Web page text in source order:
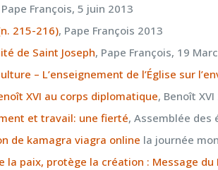
Pape François, 5 juin 2013
215-216), Pape François 2013
de Saint Joseph, Pape François, 19
– L’enseignement de l’Église sur
XVI au corps diplomatique, Benoît
et travail: une fierté, Assemblée des
de kamagra viagra online la journée
la paix, protège la création : Message du